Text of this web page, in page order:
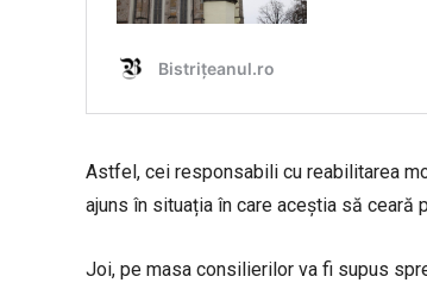
Astfel, cei responsabili cu reabilitarea
ajuns în situația în care aceștia să ceară
Joi, pe masa consilierilor va fi supus